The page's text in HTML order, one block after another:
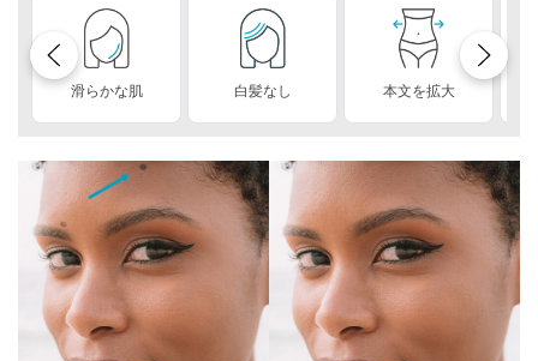
滑らかな肌 白髪なし 本文を拡大